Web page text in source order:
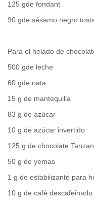
125 gde fondant
90 gde sésamo negro
Para el helado de
500 gde leche
60 gde nata
15 g de mantequilla
83 g de azúcar
10 g de azúcar invertido
125 g de chocolate
50 g de yemas
1 g de estabilizante para
10 g de café